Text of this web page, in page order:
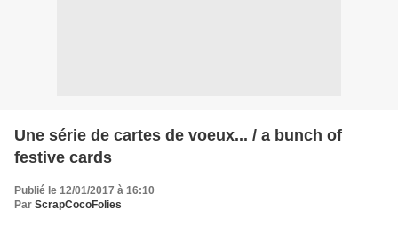
Une série de cartes de voeux... / a bunch of
festive cards
Publié le 12/01/2017 à 16:10
Par ScrapCocoFolies